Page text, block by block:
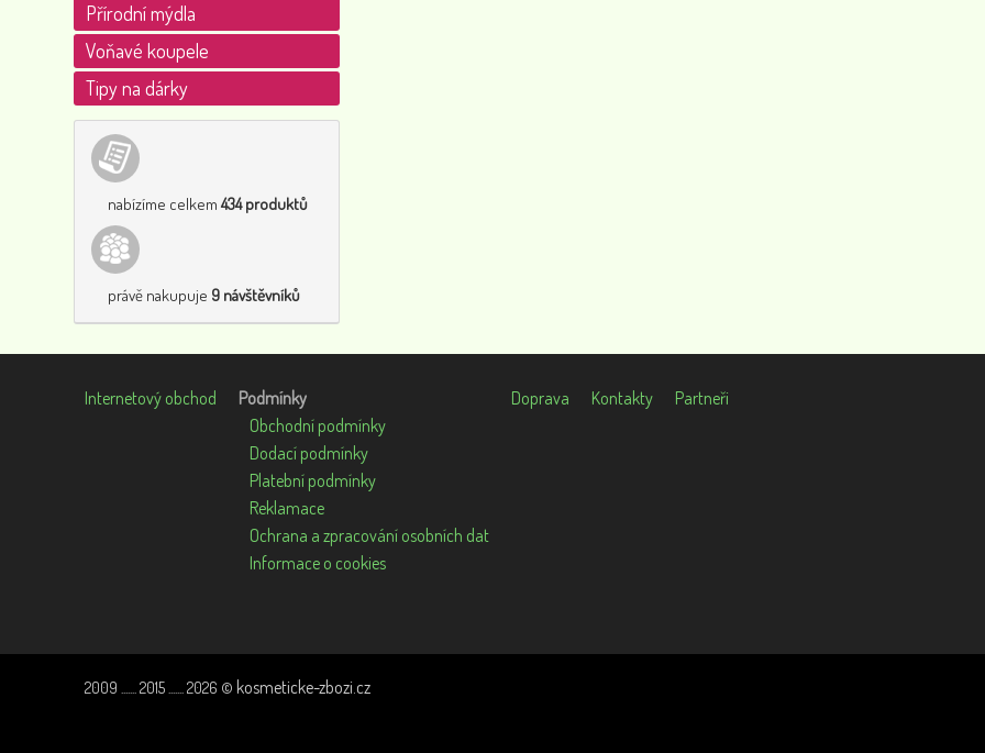
Přírodní mýdla
Voňavé koupele
Tipy na dárky
nabízíme celkem434 produktů
právě nakupuje 9 návštěvníků
Internetový obchod
Podmínky
Obchodní podmínky
Dodací podmínky
Platební podmínky
Reklamace
Ochrana a zpracování osobních dat
Informace o cookies
Doprava Kontakty Partneři
2009 ....... 2015 ....... 2026 © kosmeticke-zbozi.cz